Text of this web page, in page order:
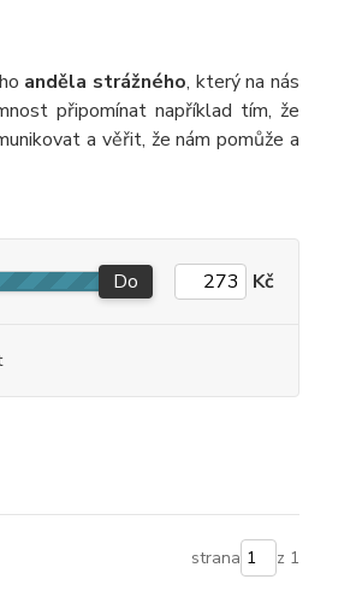
anděla strážného, který na nás
připomínat například tím, že
a věřit, že nám pomůže a
Do Kč
strana z 1